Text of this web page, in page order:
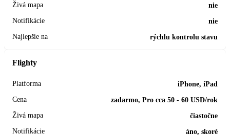
nie
nie
rýchlu kontrolu stavu
Flighty
iPhone, iPad
zadarmo, Pro cca 50 - 60 USD/rok
čiastočne
áno, skoré